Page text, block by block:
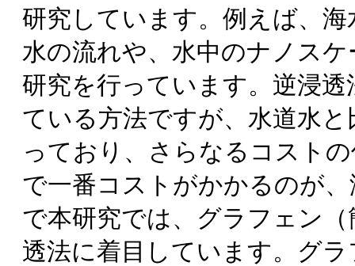
研究しています。例えば、
水の流れや、水中のナノス
研究を行っています。逆浸
ている方法ですが、水道水
っており、さらなるコスト
で一番コストがかかるのが
で本研究では、グラフェン
透法に着目しています。グ